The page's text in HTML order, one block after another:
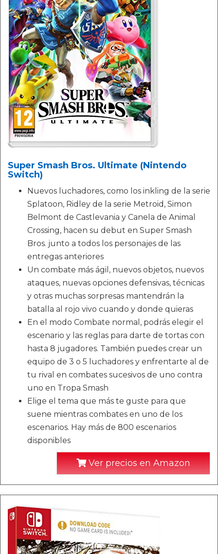
Super Smash Bros. Ultimate (Nintendo
Switch)
Nuevos luchadores, como los inkling de la serie
Splatoon, Ridley de la serie Metroid, Simon
Belmont de Castlevania y Canela de Animal
Crossing, hacen su debut en Super Smash
Bros. junto a todos los personajes de las
entregas anteriores
Un combate más ágil, nuevos objetos, nuevos
ataques, nuevas opciones defensivas, técnicas
y otras muchas sorpresas mantendrán la
batalla al rojo vivo cuando y donde quieras
En el modo Combate normal, podrás elegir el
escenario y las reglas para darte de tortas con
hasta 8 jugadores. También puedes crear un
equipo de 3 o 5 luchadores y enfrentarte al de
tu rival en combates sucesivos de uno contra
uno en Tropa Smash
Elige el tema que más te guste para que
suene mientras combates en uno de los
escenarios. Hay más de 800 escenarios
disponibles
Ver precios en Amazon